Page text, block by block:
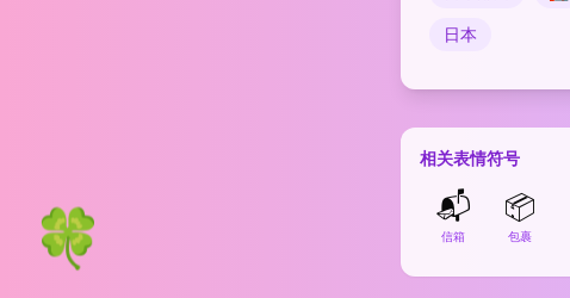
🍀
日本
相关表情符号
📬
信箱
📦
包裹